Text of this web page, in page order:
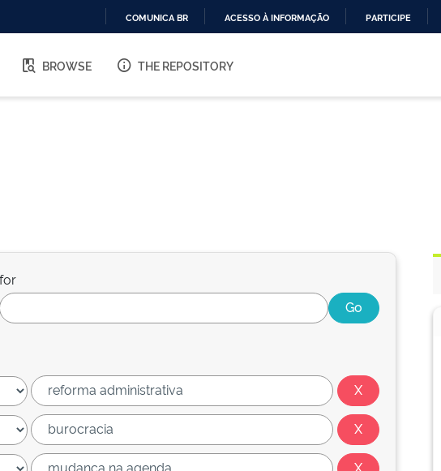
O
COMUNICA BR ACESSO À INFORMAÇÃO PARTICIPE
BROWSE THE REPOSITORY
for